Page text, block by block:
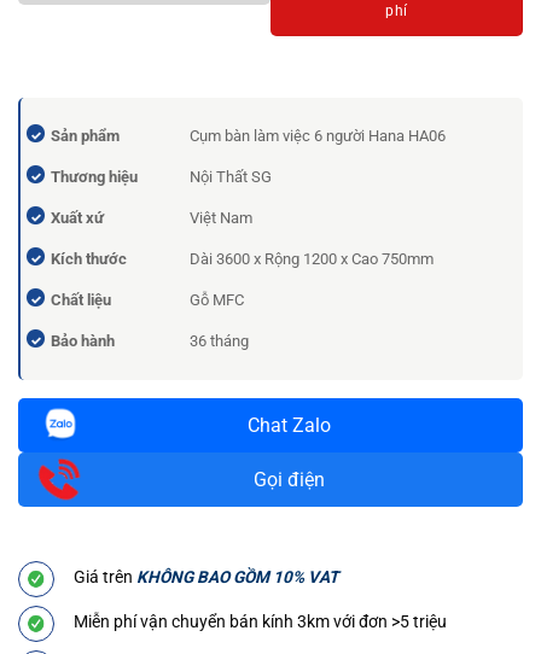
phí
Sản phẩm Cụm bàn làm việc 6 người Hana HA06
Thương hiệu Nội Thất SG
Xuất xứ Việt Nam
Kích thước Dài 3600 x Rộng 1200 x Cao 750mm
Chất liệu Gỗ MFC
Bảo hành 36 tháng
Chat Zalo
Gọi điện
Giá trên KHÔNG BAO GỒM 10% VAT
Miễn phí vận chuyển bán kính 3km với đơn >5 triệu